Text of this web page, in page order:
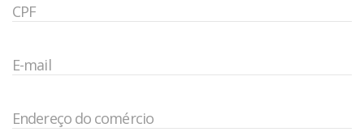
CPF
E-mail
Endereço do comércio